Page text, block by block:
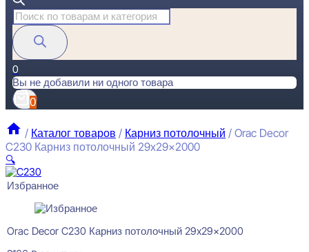
Поиск
товаров
0
Вы не добавили ни одного товара
0
/ Каталог товаров / Карниз потолочный / Orac Decor
C230 Карниз потолочный 29x29x2000
🔍
Избранное
Orac Decor C230 Карниз потолочный 29x29x2000